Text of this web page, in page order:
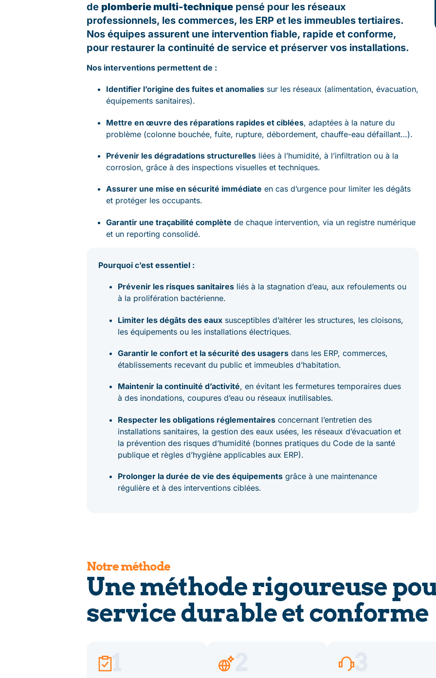
de plomberie multi-techniquepensé pour les réseaux
professionnels, les commerces, les ERP et les immeubles tertiaires.
Nos équipes assurent une intervention fiable, rapide et conforme,
pour restaurer la continuité de service et préserver vos installations.
Nos interventions permettent de :
Identifier l’origine des fuites et anomaliessur les réseaux (alimentation, évacuation,
équipements sanitaires).
Mettre en œuvre des réparations rapides et ciblées, adaptées à la nature du
problème (colonne bouchée, fuite, rupture, débordement, chauffe-eau défaillant…).
Prévenir les dégradations structurellesliées à l’humidité, à l’infiltration ou à la
corrosion, grâce à des inspections visuelles et techniques.
Assurer une mise en sécurité immédiate en cas d’urgence pour limiter les dégâts
et protéger les occupants.
Garantir une traçabilité complète de chaque intervention, via un registre numérique
et un reporting consolidé.
Pourquoi c’est essentiel :
Prévenir les risques sanitairesliés à la stagnation d’eau, aux refoulements ou
à la prolifération bactérienne.
Limiter les dégâts des eauxsusceptibles d’altérer les structures, les cloisons,
les équipements ou les installations électriques.
Garantir le confort et la sécurité des usagersdans les ERP, commerces,
établissements recevant du public et immeubles d’habitation.
Maintenir la continuité d’activité, en évitant les fermetures temporaires dues
à des inondations, coupures d’eau ou réseaux inutilisables.
Respecter les obligations réglementairesconcernant l’entretien des
installations sanitaires, la gestion des eaux usées, les réseaux d’évacuation et
la prévention des risques d’humidité (bonnes pratiques du Code de la santé
publique et règles d’hygiène applicables aux ERP).
Prolonger la durée de vie des équipementsgrâce à une maintenance
régulière et à des interventions ciblées.
Notre méthode
Une méthode rigoureuse
service durable et conforme
1
2